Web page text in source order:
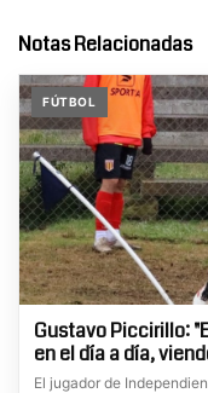
Notas Relacionadas
FÚTBOL
Gustavo Piccirillo:
en el día a día,
El jugador de